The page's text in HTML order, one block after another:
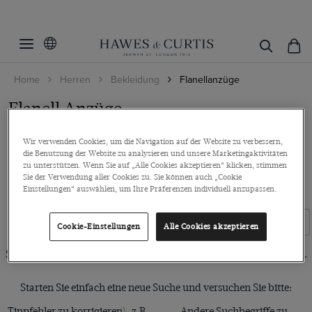
Home Herren Bekleidung Flanellanzüge
Flanell Anzüge
Typisch britische Flanellanzüge aus robuster und hochwertiger
Schurwolle gefertigt. Tragen Sie den A...Mehr lesen
SLIM FIT TAILORED FIT
Filter zurücksetzen
Schade! Leider haben wir keinen Artikel zu Ihrer Suche gefunden.
Starten Sie einfach eine neue Suche und versuchen Sie bitte:
Wir verwenden Cookies, um die Navigation auf der Website zu verbessern,
die Benutzung der Website zu analysieren und unsere Marketingaktivitäten
zu unterstützen. Wenn Sie auf „Alle Cookies akzeptieren“ klicken, stimmen
Sie der Verwendung aller Cookies zu. Sie können auch „Cookie
Einstellungen“ auswählen, um Ihre Präferenzen individuell anzupassen.
Cookie-Einstellungen Alle Cookies akzeptieren